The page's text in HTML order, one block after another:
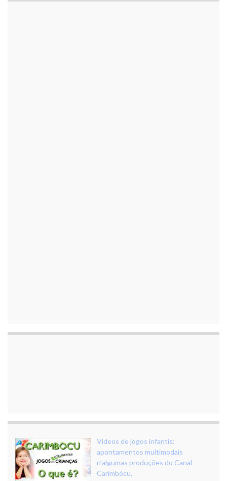
Vídeos de jogos infantis:
apontamentos multimodais
n’algumas produções do Canal
Carimbócu.